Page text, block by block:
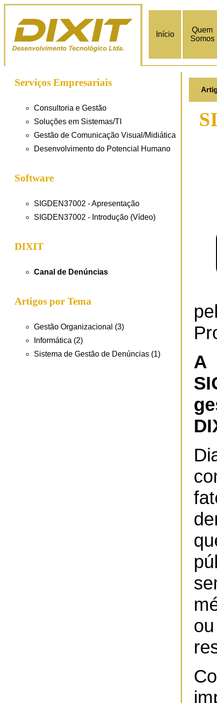
Início
Quem
Somos
Serviços Empresariais
Consultoria e Gestão
Soluções em Sistemas/TI
Gestão de Comunicação Visual/Midiática
Desenvolvimento do Potencial Humano
Software
SIGDEN37002 - Apresentação
SIGDEN37002 - Introdução (Vídeo)
DIXIT
Canal de Denúncias
Artigos por Tema
Gestão Organizacional (3)
Informática (2)
Sistema de Gestão de Denúncias (1)
A